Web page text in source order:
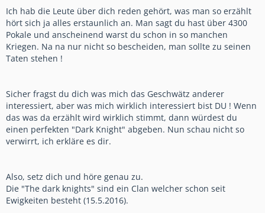
Ich hab die Leute über dich reden gehört, was man so erzählt
hört sich ja alles erstaunlich an. Man sagt du hast über 4300
Pokale und anscheinend warst du schon in so manchen
Kriegen. Na na nur nicht so bescheiden, man sollte zu seinen
Taten stehen !
Sicher fragst du dich was mich das Geschwätz anderer
interessiert, aber was mich wirklich interessiert bist DU ! Wenn
das was da erzählt wird wirklich stimmt, dann würdest du
einen perfekten "Dark Knight" abgeben. Nun schau nicht so
verwirrt, ich erkläre es dir.
Also, setz dich und höre genau zu.
Die "The dark knights" sind ein Clan welcher schon seit
Ewigkeiten besteht (15.5.2016).